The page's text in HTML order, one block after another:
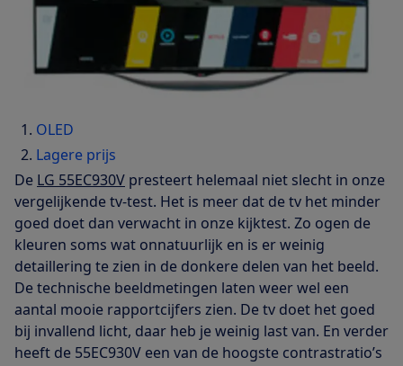
OLED
Lagere prijs
De LG 55EC930V presteert helemaal niet slecht in onze
vergelijkende tv-test. Het is meer dat de tv het minder
goed doet dan verwacht in onze kijktest. Zo ogen de
kleuren soms wat onnatuurlijk en is er weinig
detaillering te zien in de donkere delen van het beeld.
De technische beeldmetingen laten weer wel een
aantal mooie rapportcijfers zien. De tv doet het goed
bij invallend licht, daar heb je weinig last van. En verder
heeft de 55EC930V een van de hoogste contrastratio’s